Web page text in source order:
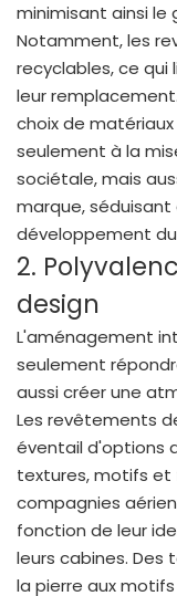
minimisant ainsi le
Notamment, les
recyclables, ce
leur
choix de
seulement à la
sociétale, mais
marque, séduisant
développement
2.
design
L'aménagement
seulement
aussi créer une
Les revêtements
éventail d'options
textures, motifs
compagnies
fonction de leur
leurs cabines. Des
la pierre aux